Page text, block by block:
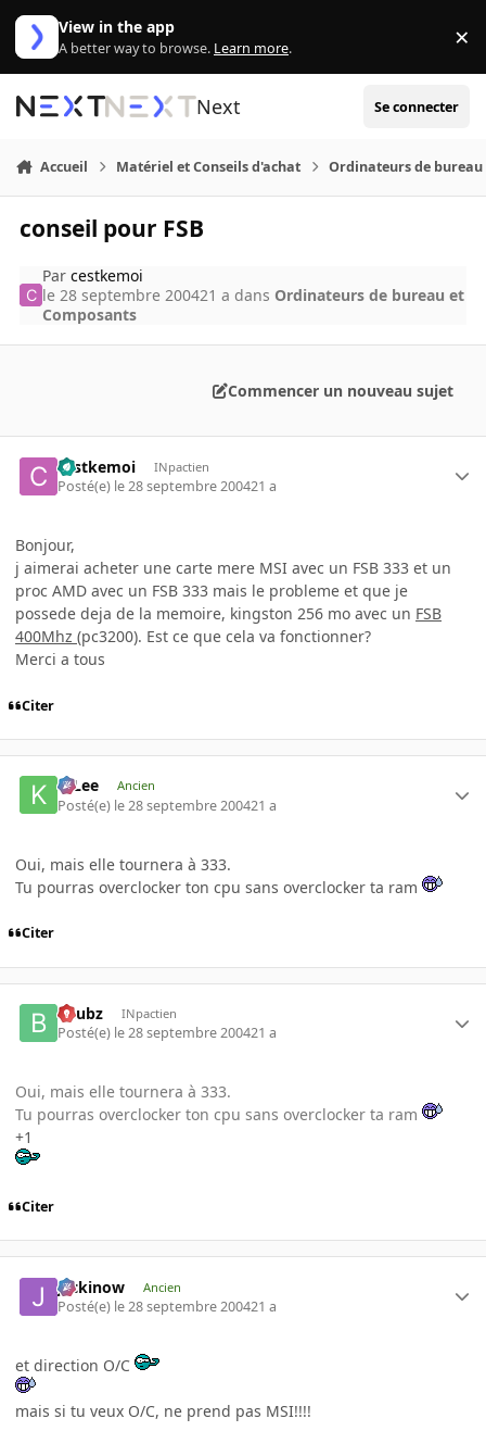
Aller au contenu
View in the app
A better way to browse. Learn more. ×
Next Se connecter
Accueil Matériel et Conseils d'achat Ordinateurs de bureau
conseil pour FSB
Parcestkemoi
le 28 septembre 200421 a dans Ordinateurs de bureau et
Composants
Commencer un nouveau sujet
cestkemoi INpactien
Posté(e) le 28 septembre 200421 a
Bonjour,
j aimerai acheter une carte mere MSI avec un FSB 333 et un
proc AMD avec un FSB 333 mais le probleme et que je
possede deja de la memoire, kingston 256 mo avec un FSB
400Mhz (pc3200). Est ce que cela va fonctionner?
Merci a tous
Citer
K-Lee Ancien
Posté(e) le 28 septembre 200421 a
Oui, mais elle tournera à 333.
Tu pourras overclocker ton cpu sans overclocker ta ram
Citer
beubz INpactien
Posté(e) le 28 septembre 200421 a
Oui, mais elle tournera à 333.
Tu pourras overclocker ton cpu sans overclocker ta ram
+1
Citer
jackinow Ancien
Posté(e) le 28 septembre 200421 a
et direction O/C
mais si tu veux O/C, ne prend pas MSI!!!!